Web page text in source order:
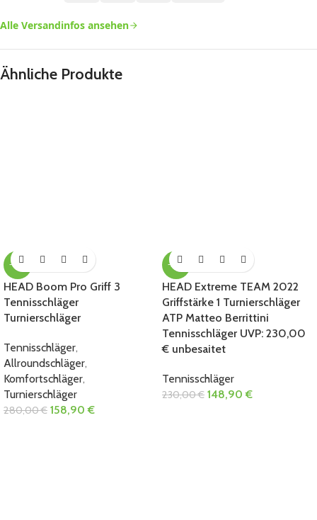
Alle Versandinfos ansehen
Ähnliche Produkte
-43%
HEAD Boom Pro Griff 3
Tennisschläger
Turnierschläger
Tennisschläger,
Allroundschläger,
Komfortschläger,
Turnierschläger
280,00€ 158,90€
-35%
HEAD Extreme TEAM 2022
Griffstärke 1 Turnierschläger
ATP Matteo Berrittini
Tennisschläger UVP: 230,00
€ unbesaitet
Tennisschläger
230,00€ 148,90€